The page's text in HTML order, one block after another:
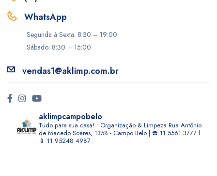
WhatsApp
Segunda à Sexta: 8:30 – 19:00
Sábado: 8:30 – 15:00
vendas1@aklimp.com.br
aklimpcampobelo
Tudo para sua casa! • Organização & Limpeza Rua Antônio
de Macedo Soares, 1358 - Campo Belo | ☎️ 11 5561 3777 l
📱 11 95248 4987